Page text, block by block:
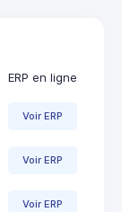
ERP en ligne
Voir ERP
Voir ERP
Voir ERP